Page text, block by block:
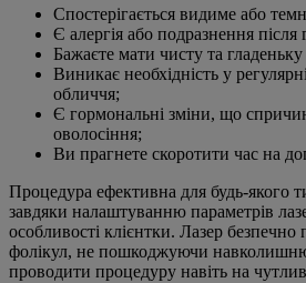
Спостерігається видиме або
Є алергія або подразнення після
Бажаєте мати чисту та
Виникає необхідність у
обличчя;
Є гормональні зміни, що
оволосіння;
Ви прагнете скоротити час на
Процедура ефективна для будь-якого
завдяки налаштуванню параметрів
особливості клієнтки. Лазер
фолікул, не пошкоджуючи
проводити процедуру навіть на